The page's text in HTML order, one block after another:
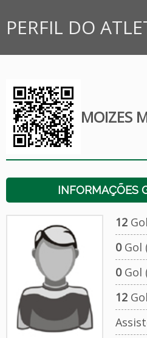
PERFIL DO
MOIZES
INFORMAÇÕES
12
0Gol
0Gol
12